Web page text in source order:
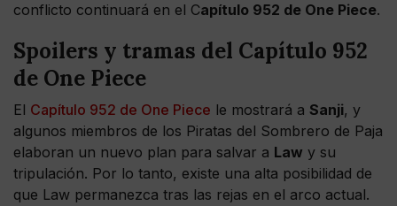
conflicto continuará en el Capítulo 952 de One Piece.
Spoilers y tramas del Capítulo 952
de One Piece
El Capítulo 952 de One Piece le mostrará a Sanji, y
algunos miembros de los Piratas del Sombrero de Paja
elaboran un nuevo plan para salvar a Law y su
tripulación. Por lo tanto, existe una alta posibilidad de
que Law permanezca tras las rejas en el arco actual.